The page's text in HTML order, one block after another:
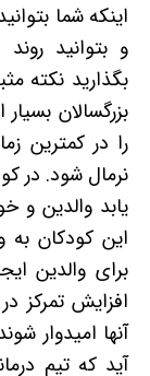
اینکه شما
و بتوانید
بگذارید نکته
بزرگسالان
را در کمترین
نرمال شود. در
یابد والدین
این کودکان به
برای والدین
افزایش تمرکز
آنها امیدوار
آید که تیم